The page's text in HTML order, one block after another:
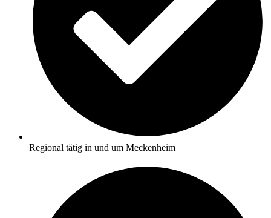
Regional tätig in und um Meckenheim